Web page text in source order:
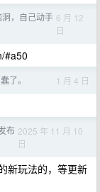
，自己动手 6 月 12
日
#a50
了。 1 月 4 日
布 2025 年 11 月 10
日
新玩法的，等更新